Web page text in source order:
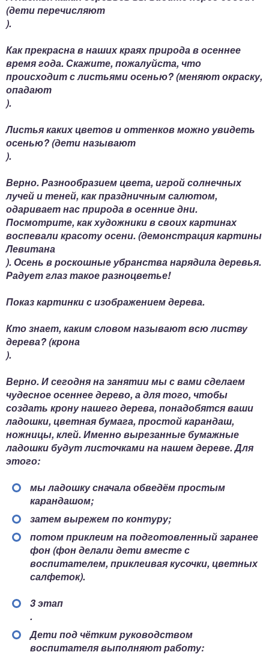
(дети перечисляют
).
Как прекрасна в наших краях природа в осеннее
время года. Скажите, пожалуйста, что
происходит с листьями осенью? (меняют окраску,
опадают
).
Листья каких цветов и оттенков можно увидеть
осенью? (дети называют
).
Верно. Разнообразием цвета, игрой солнечных
лучей и теней, как праздничным салютом,
одаривает нас природа в осенние дни.
Посмотрите, как художники в своих картинах
воспевали красоту осени. (демонстрация картины
Левитана
). Осень в роскошные убранства нарядила деревья.
Радует глаз такое разноцветье!
Показ картинки с изображением дерева.
Кто знает, каким словом называют всю листву
дерева? (крона
).
Верно. И сегодня на занятии мы с вами сделаем
чудесное осеннее дерево, а для того, чтобы
создать крону нашего дерева, понадобятся ваши
ладошки, цветная бумага, простой карандаш,
ножницы, клей. Именно вырезанные бумажные
ладошки будут листочками на нашем дереве. Для
этого:
мы ладошку сначала обведём простым
карандашом;
затем вырежем по контуру;
потом приклеим на подготовленный заранее
фон (фон делали дети вместе с
воспитателем, приклеивая кусочки, цветных
салфеток).
3 этап
.
Дети под чётким руководством
воспитателя выполняют работу: